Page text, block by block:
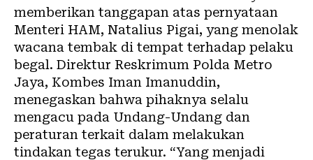
memberikan tanggapan atas pernyataan
Menteri HAM, Natalius Pigai, yang menolak
wacana tembak di tempat terhadap pelaku
begal. Direktur Reskrimum Polda Metro
Jaya, Kombes Iman Imanuddin,
menegaskan bahwa pihaknya selalu
mengacu pada Undang-Undang dan
peraturan terkait dalam melakukan
tindakan tegas terukur. “Yang menjadi